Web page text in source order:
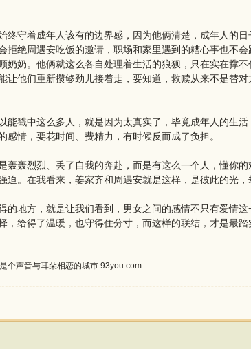
终守着成年人该有的边界感，因为他俩清楚，成年人的
拒绝周遇安吃饭的邀请，职场和家里遇到的糟心事也不
奶奶。他俩就这么各自处理着生活的狼狈，只在实在撑
让他们重新攒够劲儿接着走，要知道，救赎从来不是替
能戳中这么多人，就是因为太真实了，毕竟成年人的生
感情，要花时间、费精力，有时候反而成了负担。
轰轰烈烈、丢了自我的奔赴，而是有这么一个人，懂你
迫。在我看来，姜家齐和周遇安就是这样，是彼此的光
的地方，就是让我们看到，男女之间的感情不只有爱情
，给得了温暖，也守得住分寸，而这样的联结，才是最
个声音与耳朵相恋的城市 93you.com